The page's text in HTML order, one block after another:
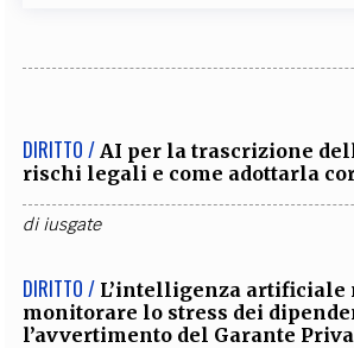
DIRITTO / AI per la trascrizione
rischi legali e come adottarla
diiusgate
DIRITTO / L’intelligenza artificiale
monitorare lo stress dei
l’avvertimento del Garante